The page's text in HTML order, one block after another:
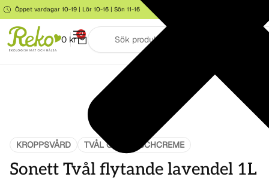
Öppet vardagar 10-19 | Lör 10-16 | Sön 11-16
0 kr
0
KROPPSVÅRD TVÅL OCH DUSCHCREME
Sonett Tvål flytande lavendel 1L